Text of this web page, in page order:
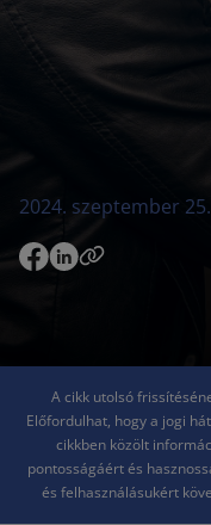
2024. szeptember 25.
A cikk utolsó
Előfordulhat, hogy a jogi
cikkben közölt
pontosságáért és
és felhasználásukért